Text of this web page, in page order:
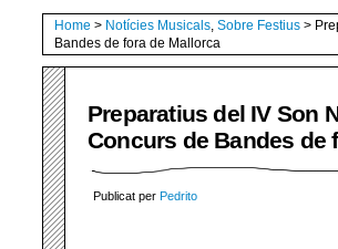
Home > Notícies Musicals, Sobre Festius >
Bandes de fora de Mallorca
Preparatius del IV Son
Concurs de Bandes de
Publicat per Pedrito